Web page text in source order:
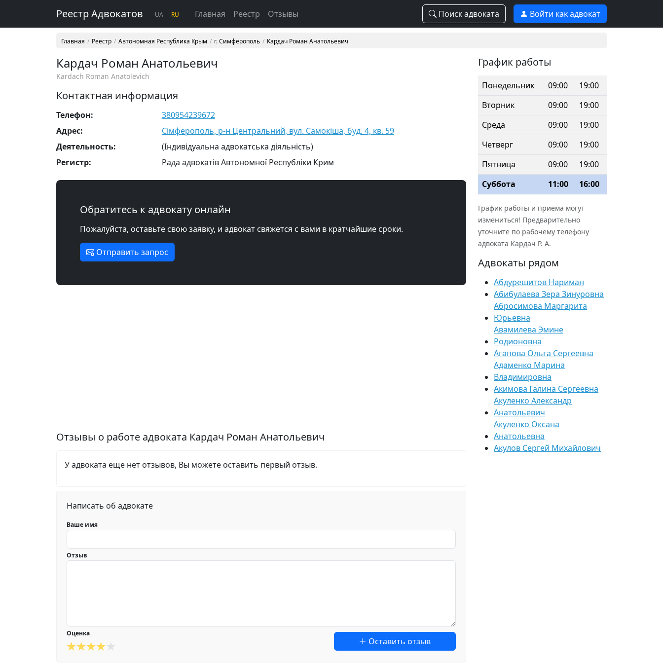
Реестр Адвокатов UA RU Главная Реестр Отзывы Поиск адвоката Войти как адвокат
Главная Реестр Автономная Республика Крым г. Симферополь Кардач Роман Анатольевич
Кардач Роман Анатольевич
Kardach Roman Anatolevich
Контактная информация
Телефон:
380954239672
Адрес:
Сімферополь, р-н Центральний, вул. Самокіша, буд. 4, кв. 59
Деятельность:
(Індивідуальна адвокатська діяльність)
Регистр:
Рада адвокатів Автономної Республіки Крим
Обратитесь к адвокату онлайн
Пожалуйста, оставьте свою заявку, и адвокат свяжется с вами в кратчайшие сроки.
Отправить запрос
Отзывы о работе адвоката Кардач Роман Анатольевич
У адвоката еще нет отзывов, Вы можете оставить первый отзыв.
Написать об адвокате
Ваше имя
Отзыв
Оценка
Оставить отзыв
График работы
Понедельник 09:00
19:00
Вторник
09:00
19:00
Среда
09:00
19:00
Четверг
09:00
19:00
Пятница
09:00
19:00
Суббота
11:00 16:00
График работы и приема могут
измениться! Предварительно
уточните по рабочему телефону
адвоката Кардач Р. А.
Адвокаты рядом
Абдурешитов Нариман
Абибулаева Зера Зинуровна
Абросимова Маргарита
Юрьевна
Авамилева Эмине
Родионовна
Агапова Ольга Сергеевна
Адаменко Марина
Владимировна
Акимова Галина Сергеевна
Акуленко Александр
Анатольевич
Акуленко Оксана
Анатольевна
Акулов Сергей Михайлович